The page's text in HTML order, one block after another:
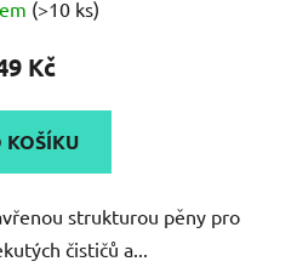
(>10 ks)
Kč
KOŠÍKU
strukturou pěny pro
čističů a...